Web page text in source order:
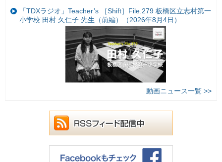
「TDXラジオ」Teacher’s ［Shift］File.279 板橋区立志村第一
小学校 田村 久仁子 先生（前編）（2026年8月4日）
動画ニュース一覧 >>